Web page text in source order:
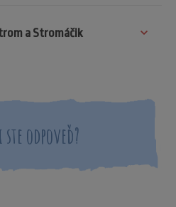
a Stromáčik
odpoveď?